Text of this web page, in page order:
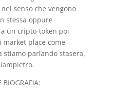
senso che vengono
stessa oppure
un cripto-token poi
place come
stiamo parlando stasera,
BIOGRAFIA: